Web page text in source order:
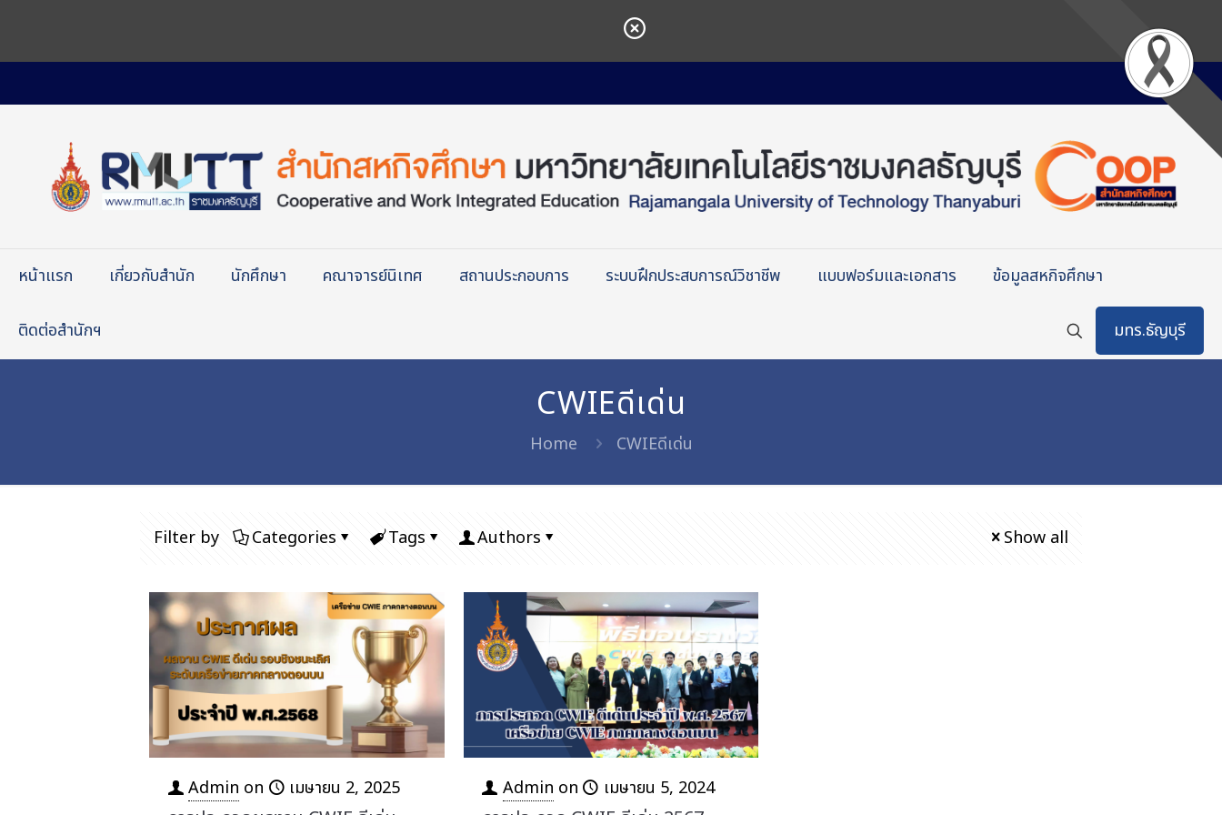
หน้าแรก เกี่ยวกับสำนัก นักศึกษา คณาจารย์นิเทศ สถานประกอบการ ระบบฝึกประสบการณ์วิชาชีพ แบบฟอร์มและเอกสาร ข้อมูลสหกิจศึกษา
ติดต่อสำนักฯ มทร.ธัญบุรี
CWIEดีเด่น
Home CWIEดีเด่น
Filter by Categories Tags Authors Show all
Admin on เมษายน 2, 2025 Admin on เมษายน 5, 2024